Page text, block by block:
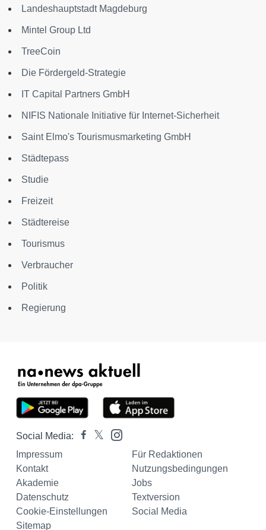
Landeshauptstadt Magdeburg
Mintel Group Ltd
TreeCoin
Die Fördergeld-Strategie
IT Capital Partners GmbH
NIFIS Nationale Initiative für Internet-Sicherheit
Saint Elmo's Tourismusmarketing GmbH
Städtepass
Studie
Freizeit
Städtereise
Tourismus
Verbraucher
Politik
Regierung
Social Media:
Impressum
Für Redaktionen
Kontakt
Nutzungsbedingungen
Akademie
Jobs
Datenschutz
Textversion
Cookie-Einstellungen
Social Media
Sitemap